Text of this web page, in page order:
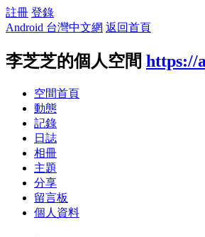
註冊 登錄
Android 台灣中文網 返回首頁
李芝芝的個人空間 https://
空間首頁
動態
記錄
日誌
相冊
主題
分享
留言板
個人資料